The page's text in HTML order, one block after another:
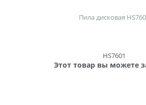
Пила дисковая
HS7601
Этот товар вы можете